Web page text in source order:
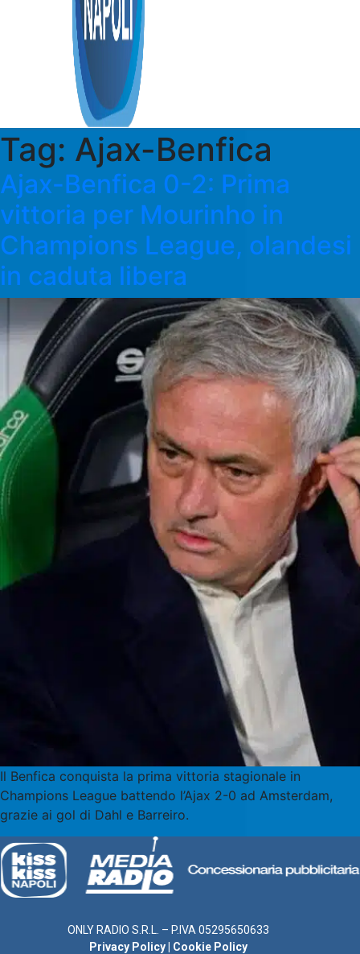
Tag: Ajax-Benfica
Ajax-Benfica 0-2: Prima
vittoria per Mourinho in
Champions League, olandesi
in caduta libera
Il Benfica conquista la prima vittoria stagionale in
Champions League battendo l’Ajax 2-0 ad Amsterdam,
grazie ai gol di Dahl e Barreiro.
ONLY RADIO S.R.L. – P.IVA 05295650633
Privacy Policy
Cookie Policy